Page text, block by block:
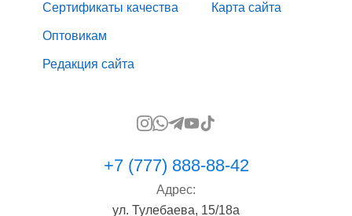
Сертификаты качества
Оптовикам
Редакция сайта
Карта сайта
+7 (777) 888-88-42
Адрес:
ул. Тулебаева, 15/18а